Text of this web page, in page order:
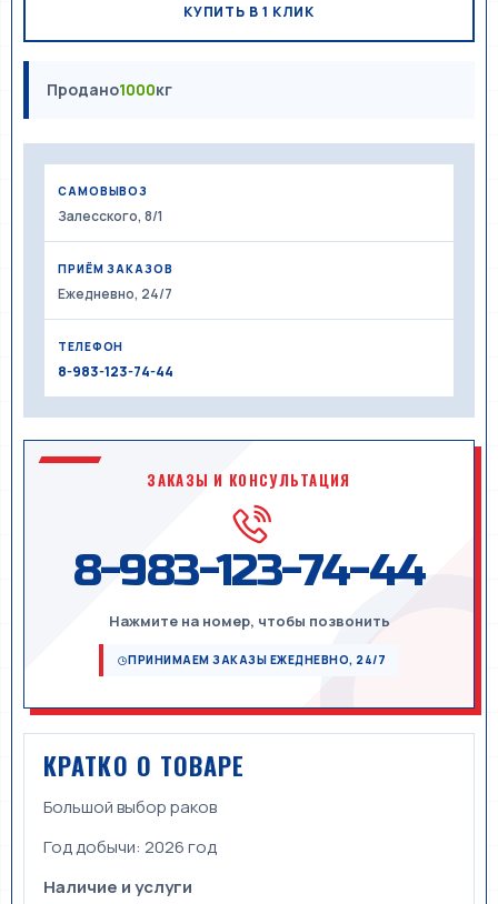
КУПИТЬ В 1 КЛИК
Продано1000кг
САМОВЫВОЗ
Залесского, 8/1
ПРИЁМ ЗАКАЗОВ
Ежедневно, 24/7
ТЕЛЕФОН
8-983-123-74-44
ЗАКАЗЫ И КОНСУЛЬТАЦИЯ
8-983-123-74-44
Нажмите на номер, чтобы позвонить
ПРИНИМАЕМ ЗАКАЗЫ ЕЖЕДНЕВНО, 24/7
КРАТКО О ТОВАРЕ
Большой выбор раков
Год добычи: 2026 год
Наличие и услуги